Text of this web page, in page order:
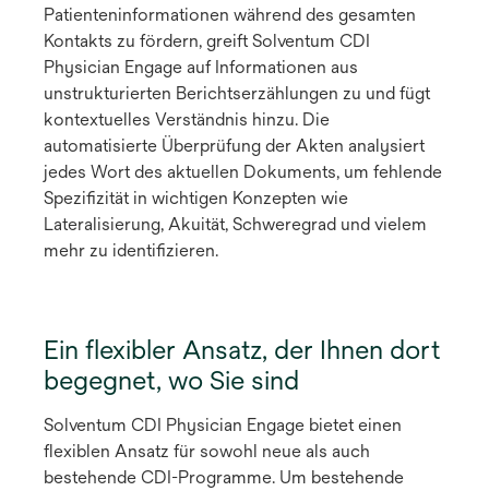
Patienteninformationen während des gesamten
Kontakts zu fördern, greift Solventum CDI
Physician Engage auf Informationen aus
unstrukturierten Berichtserzählungen zu und fügt
kontextuelles Verständnis hinzu. Die
automatisierte Überprüfung der Akten analysiert
jedes Wort des aktuellen Dokuments, um fehlende
Spezifizität in wichtigen Konzepten wie
Lateralisierung, Akuität, Schweregrad und vielem
mehr zu identifizieren.
Ein flexibler Ansatz, der Ihnen dort
begegnet, wo Sie sind
Solventum CDI Physician Engage bietet einen
flexiblen Ansatz für sowohl neue als auch
bestehende CDI-Programme. Um bestehende